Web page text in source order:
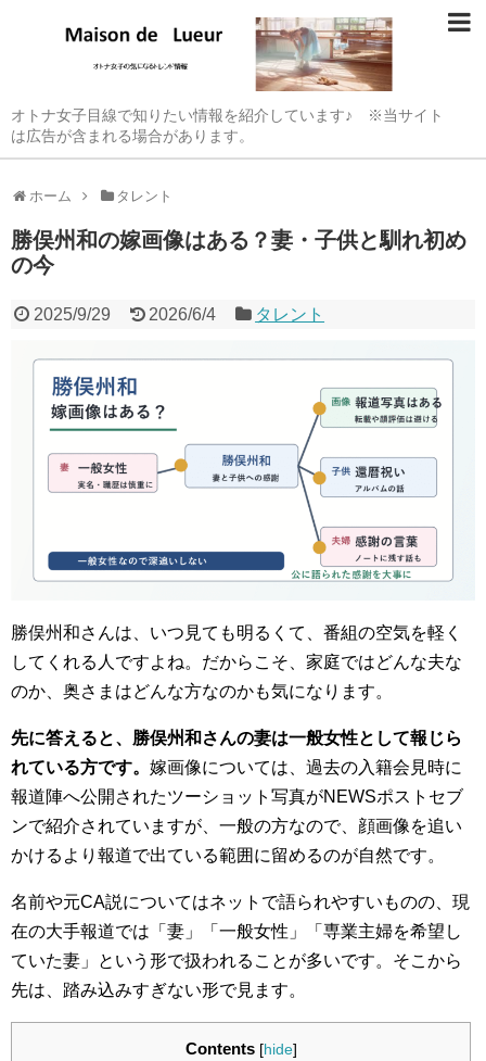
オトナ女子目線で知りたい情報を紹介しています♪ ※当サイト
は広告が含まれる場合があります。
ホーム タレント
勝俣州和の嫁画像はある？妻・子供と馴れ初め
の今
2025/9/29 2026/6/4 タレント
勝俣州和さんは、いつ見ても明るくて、番組の空気を軽く
してくれる人ですよね。だからこそ、家庭ではどんな夫な
のか、奥さまはどんな方なのかも気になります。
先に答えると、勝俣州和さんの妻は一般女性として報じら
れている方です。 嫁画像については、過去の入籍会見時に
報道陣へ公開されたツーショット写真がNEWSポストセブ
ンで紹介されていますが、一般の方なので、顔画像を追い
かけるより報道で出ている範囲に留めるのが自然です。
名前や元CA説についてはネットで語られやすいものの、現
在の大手報道では「妻」「一般女性」「専業主婦を希望し
ていた妻」という形で扱われることが多いです。そこから
先は、踏み込みすぎない形で見ます。
Contents [hide]